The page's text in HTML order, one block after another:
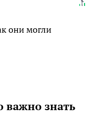
важно знать